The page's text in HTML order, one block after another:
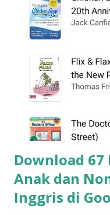
Download 67
Anak dan
Inggris di